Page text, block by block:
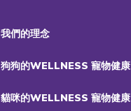
我們的理念
狗狗的WELLNESS 寵物健康
貓咪的WELLNESS 寵物健康